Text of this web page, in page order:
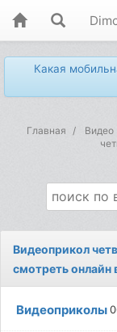
Какая
Главная Видео
Видеоприкол
смотреть онлайн
Видеоприколы